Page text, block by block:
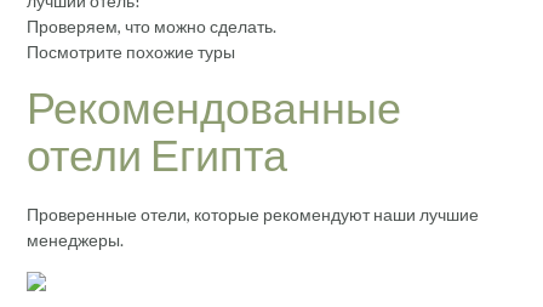
Проверяем, что можно сделать.
Посмотрите похожие туры
Рекомендованные
отели Египта
Проверенные отели, которые рекомендуют наши лучшие
менеджеры.